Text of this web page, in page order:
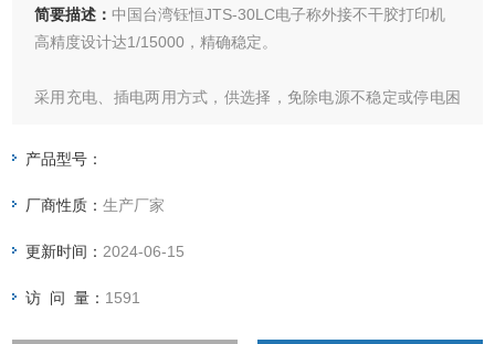
简要描述：中国台湾钰恒JTS-30LC电子称外接不干胶打印机
高精度设计达1/15000，精确稳定。
采用充电、插电两用方式，供选择，免除电源不稳定或停电困
境不同作调整。
产品型号：
厂商性质：生产厂家
更新时间： 2024-06-15
访 问 量： 1591